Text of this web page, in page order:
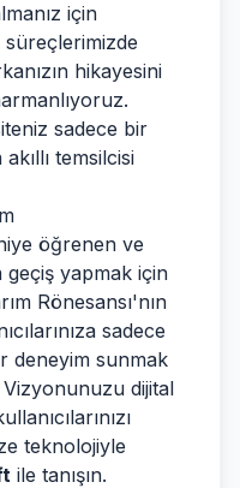
için
süreçlerimizde
hikayesini
sadece bir
temsilcisi
öğrenen ve
geçiş yapmak için
Rönesansı'nın
sadece
deneyim sunmak
Vizyonunuzu dijital
teknolojiyle
ile tanışın.